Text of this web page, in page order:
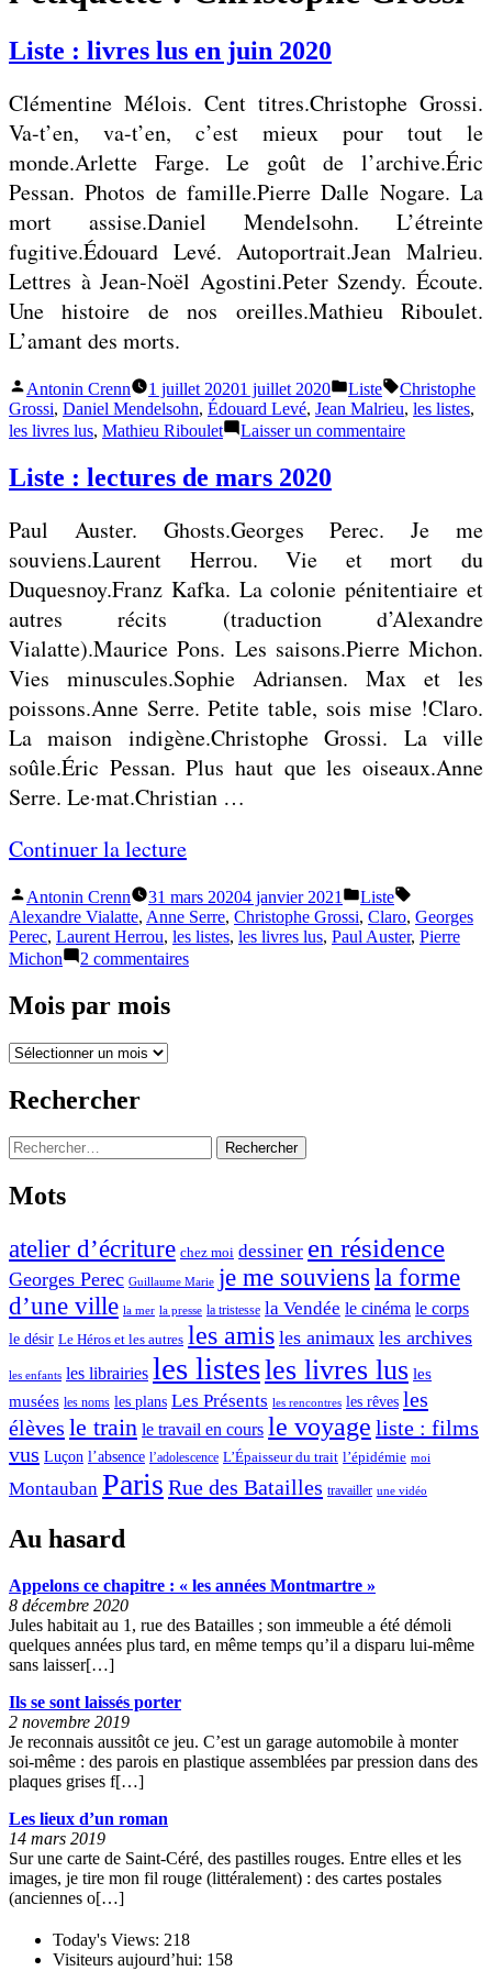
Liste : livres lus en juin 2020
Clémentine Mélois. Cent titres.Christophe Grossi.
Va-t’en, va-t’en, c’est mieux pour tout le
monde.Arlette Farge. Le goût de l’archive.Éric
Pessan. Photos de famille.Pierre Dalle Nogare. La
mort assise.Daniel Mendelsohn. L’étreinte
fugitive.Édouard Levé. Autoportrait.Jean Malrieu.
Lettres à Jean-Noël Agostini.Peter Szendy. Écoute.
Une histoire de nos oreilles.Mathieu Riboulet.
L’amant des morts.
Publié
par
Antonin Crenn 1 juillet 20201 juillet 2020
Publié
dans
Liste Étiquettes :
Christophe
Grossi, Daniel Mendelsohn, Édouard Levé, Jean Malrieu, les listes,
les livres lus, Mathieu Riboulet Laisser un commentairesur
en
2020
Liste : lectures de mars 2020
Paul Auster. Ghosts.Georges Perec. Je me
souviens.Laurent Herrou. Vie et mort du
Duquesnoy.Franz Kafka. La colonie pénitentiaire et
autres récits (traduction d’Alexandre
Vialatte).Maurice Pons. Les saisons.Pierre Michon.
Vies minuscules.Sophie Adriansen. Max et les
poissons.Anne Serre. Petite table, sois mise !Claro.
La maison indigène.Christophe Grossi. La ville
soûle.Éric Pessan. Plus haut que les oiseaux.Anne
Serre. Le·mat.Christian …
Continuer la lecture«
L
i
s
c
e
s
d
e
m
a
r
s
2
0
»
Publié
par
Antonin Crenn 31 mars 20204 janvier 2021
Publié
dans
Liste
Alexandre Vialatte, Anne Serre, Christophe Grossi, Claro, Georges
Perec, Laurent Herrou, les listes, les livres lus, Paul Auster, Pierre
Michon
2 commentairessur
Mois par mois
Mois
mois
Rechercher
Rechercher :
Mots
atelier d’écriture chez moi dessiner en résidence
Georges Perec Guillaume Marie je me souviens la forme
d’une ville la mer la presse la tristesse la Vendée le cinéma le corps
le désir Le Héros et les autres les amis les animaux les archives
les enfants les librairies les listesles livres lus les
musées les noms les plans Les Présents les rencontres les rêves les
élèves le train le travail en cours le voyage liste : films
vus Luçon l’absence l’adolescence L’Épaisseur du trait l’épidémie moi
Montauban Paris Rue des Batailles travailler une vidéo
Au hasard
Appelons ce chapitre : « les années Montmartre »
8 décembre 2020
Jules habitait au 1, rue des Batailles ; son immeuble a été démoli
quelques années plus tard, en même temps qu’il a disparu lui-même
sans laisser[…]
Ils se sont laissés porter
2 novembre 2019
Je reconnais aussitôt ce jeu. C’est un garage automobile à monter
soi-même : des parois en plastique assemblées par pression dans des
plaques grises f[…]
Les lieux d’un roman
14 mars 2019
Sur une carte de Saint-Céré, des pastilles rouges. Entre elles et les
images, je tire mon fil rouge (littéralement) : des cartes postales
(anciennes o[…]
Today's Views: 218
Visiteurs aujourd’hui: 158